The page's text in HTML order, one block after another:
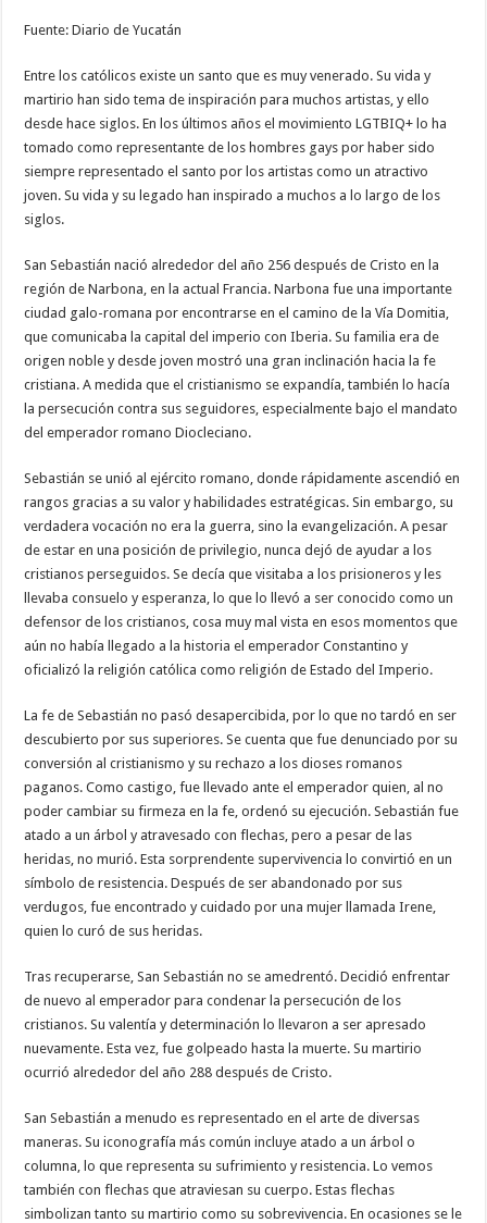
Fuente: Diario de Yucatán
Entre los católicos existe un santo que es muy venerado. Su vida y
martirio han sido tema de inspiración para muchos artistas, y ello
desde hace siglos. En los últimos años el movimiento LGTBIQ+ lo ha
tomado como representante de los hombres gays por haber sido
siempre representado el santo por los artistas como un atractivo
joven. Su vida y su legado han inspirado a muchos a lo largo de los
siglos.
San Sebastián nació alrededor del año 256 después de Cristo en la
región de Narbona, en la actual Francia. Narbona fue una importante
ciudad galo-romana por encontrarse en el camino de la Vía Domitia,
que comunicaba la capital del imperio con Iberia. Su familia era de
origen noble y desde joven mostró una gran inclinación hacia la fe
cristiana. A medida que el cristianismo se expandía, también lo hacía
la persecución contra sus seguidores, especialmente bajo el mandato
del emperador romano Diocleciano.
Sebastián se unió al ejército romano, donde rápidamente ascendió en
rangos gracias a su valor y habilidades estratégicas. Sin embargo, su
verdadera vocación no era la guerra, sino la evangelización. A pesar
de estar en una posición de privilegio, nunca dejó de ayudar a los
cristianos perseguidos. Se decía que visitaba a los prisioneros y les
llevaba consuelo y esperanza, lo que lo llevó a ser conocido como un
defensor de los cristianos, cosa muy mal vista en esos momentos que
aún no había llegado a la historia el emperador Constantino y
oficializó la religión católica como religión de Estado del Imperio.
La fe de Sebastián no pasó desapercibida, por lo que no tardó en ser
descubierto por sus superiores. Se cuenta que fue denunciado por su
conversión al cristianismo y su rechazo a los dioses romanos
paganos. Como castigo, fue llevado ante el emperador quien, al no
poder cambiar su firmeza en la fe, ordenó su ejecución. Sebastián fue
atado a un árbol y atravesado con flechas, pero a pesar de las
heridas, no murió. Esta sorprendente supervivencia lo convirtió en un
símbolo de resistencia. Después de ser abandonado por sus
verdugos, fue encontrado y cuidado por una mujer llamada Irene,
quien lo curó de sus heridas.
Tras recuperarse, San Sebastián no se amedrentó. Decidió enfrentar
de nuevo al emperador para condenar la persecución de los
cristianos. Su valentía y determinación lo llevaron a ser apresado
nuevamente. Esta vez, fue golpeado hasta la muerte. Su martirio
ocurrió alrededor del año 288 después de Cristo.
San Sebastián a menudo es representado en el arte de diversas
maneras. Su iconografía más común incluye atado a un árbol o
columna, lo que representa su sufrimiento y resistencia. Lo vemos
también con flechas que atraviesan su cuerpo. Estas flechas
simbolizan tanto su martirio como su sobrevivencia. En ocasiones se le